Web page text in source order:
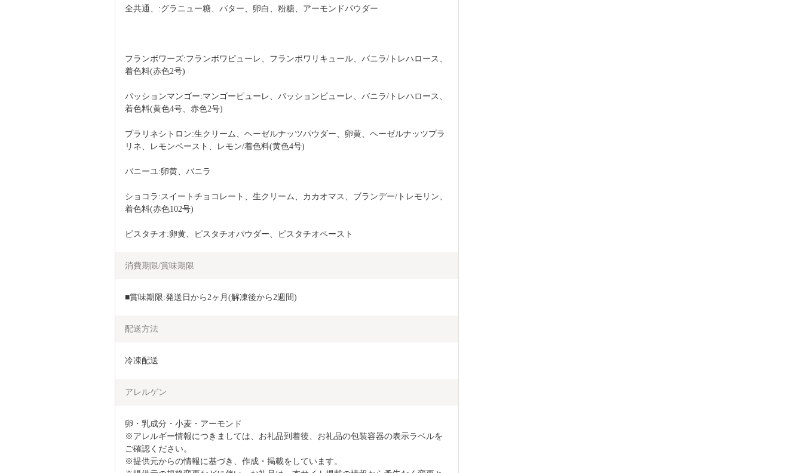
全共通、:グラニュー糖、バター、卵白、粉糖、アーモンドパウダー
フランボワーズ:フランボワピューレ、フランボワリキュール、バニラ/トレハロース、
着色料(赤色2号)
パッションマンゴー:マンゴーピューレ、パッションピューレ、バニラ/トレハロース、
着色料(黄色4号、赤色2号)
プラリネシトロン:生クリーム、ヘーゼルナッツパウダー、卵黄、ヘーゼルナッツプラ
リネ、レモンペースト、レモン/着色料(黄色4号)
バニーユ:卵黄、バニラ
ショコラ:スイートチョコレート、生クリーム、カカオマス、ブランデー/トレモリン、
着色料(赤色102号)
ピスタチオ:卵黄、ピスタチオパウダー、ピスタチオペースト
消費期限/賞味期限
■賞味期限:発送日から2ヶ月(解凍後から2週間)
配送方法
冷凍配送
アレルゲン
卵・乳成分・小麦・アーモンド
※アレルギー情報につきましては、お礼品到着後、お礼品の包装容器の表示ラベルを
ご確認ください。
※提供元からの情報に基づき、作成・掲載をしています。